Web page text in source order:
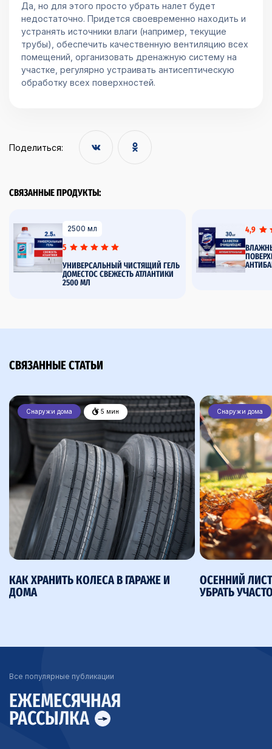
Да, но для этого просто убрать налет будет
недостаточно. Придется своевременно находить и
устранять источники влаги (например, текущие
трубы), обеспечить качественную вентиляцию всех
помещений, организовать дренажную систему на
участке, регулярно устраивать антисептическую
обработку всех поверхностей.
Поделиться:
СВЯЗАННЫЕ ПРОДУКТЫ:
5
2500 мл
УНИВЕРСАЛЬНЫЙ ЧИСТЯЩИЙ ГЕЛЬ
ДОМЕСТОС СВЕЖЕСТЬ АТЛАНТИКИ
2500 МЛ
4,9
СВЯЗАННЫЕ СТАТЬИ
Снаружи дома 5 мин
КАК ХРАНИТЬ КОЛЕСА В ГАРАЖЕ И
ДОМА
Снаружи дома
ОСЕННИЙ
УБРАТЬ
Все популярные публикации
ЕЖЕМЕСЯЧНАЯ
РАССЫЛКА